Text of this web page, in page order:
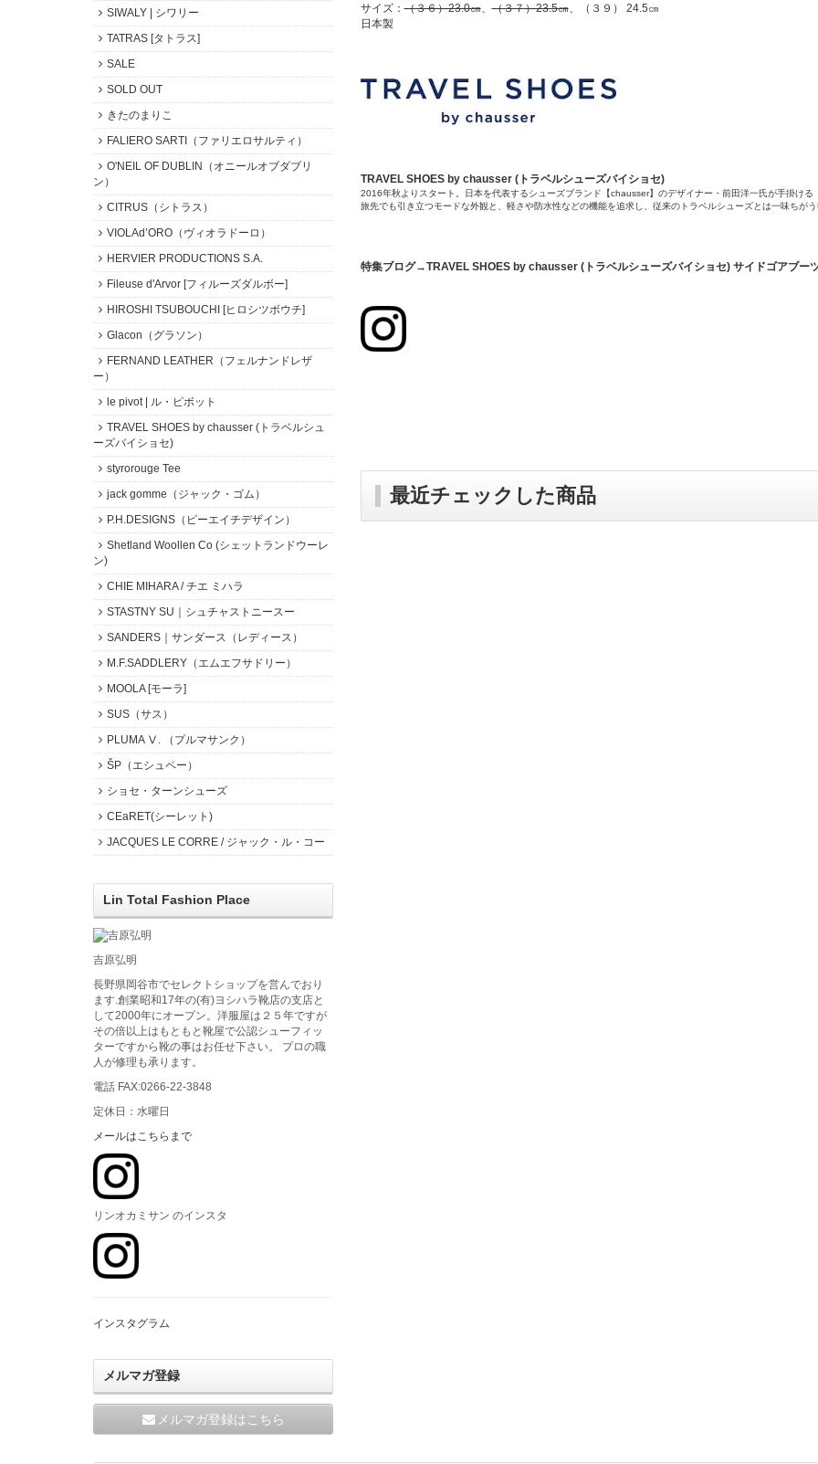
サイズ：（３６）23.0㎝、（３７）23.5㎝、（３９） 24.5㎝
日本製
TRAVEL SHOES by chausser (トラベルシューズバイショセ)
2016年秋よりスタート。日本を代表するシューズブランド【chausser】のデザイナー・前田洋一氏が手掛け
旅先でも引き立つモードな外観と、軽さや防水性などの機能を追求し、従来のトラベルシューズとは一味ちが
特集ブログ→TRAVEL SHOES by chausser (トラベルシューズバイショセ) サイドゴアブー
最近チェックした商品
SIWALY | シワリー
TATRAS [タトラス]
SALE
SOLD OUT
きたのまりこ
FALIERO SARTI（ファリエロサルティ）
O'NEIL OF DUBLIN（オニールオブダブリ
ン）
CITRUS（シトラス）
VIOLAd’ORO（ヴィオラドーロ）
HERVIER PRODUCTIONS S.A.
Fileuse d'Arvor [フィルーズダルボー]
HIROSHI TSUBOUCHI [ヒロシツボウチ]
Glacon（グラソン）
FERNAND LEATHER（フェルナンドレザ
ー）
le pivot | ル・ピボット
TRAVEL SHOES by chausser (トラベルシュ
ーズバイショセ)
styrorouge Tee
jack gomme（ジャック・ゴム）
P.H.DESIGNS（ピーエイチデザイン）
Shetland Woollen Co (シェットランドウーレ
ン)
CHIE MIHARA / チエ ミハラ
STASTNY SU｜シュチャストニースー
SANDERS｜サンダース（レディース）
M.F.SADDLERY（エムエフサドリー）
MOOLA [モーラ]
SUS（サス）
PLUMA Ⅴ. （プルマサンク）
ŠP（エシュペー）
ショセ・ターンシューズ
CEaRET(シーレット)
JACQUES LE CORRE / ジャック・ル・コー
Lin Total Fashion Place
吉原弘明
長野県岡谷市でセレクトショップを営んでおり
ます.創業昭和17年の(有)ヨシハラ靴店の支店と
して2000年にオープン。洋服屋は２５年ですが
その倍以上はもともと靴屋で公認シューフィッ
ターですから靴の事はお任せ下さい。 プロの職
人が修理も承ります。
電話 FAX:0266-22-3848
定休日：水曜日
メールはこちらまで
リンオカミサン のインスタ
インスタグラム
メルマガ登録
メルマガ登録はこちら